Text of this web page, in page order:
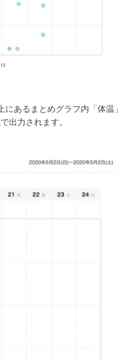
あるまとめグラフ内「体温」
出力されます。